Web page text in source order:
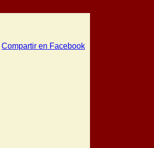
Compartir en Facebook